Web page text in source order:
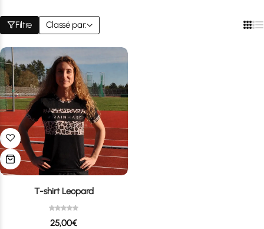
Filtre Classé par:
T-shirt Leopard
25,00€